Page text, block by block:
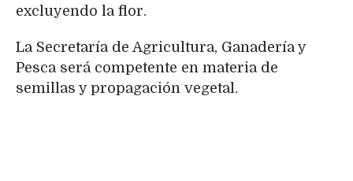
excluyendo la flor.
La Secretaría de Agricultura, Ganadería y
Pesca será competente en materia de
semillas y propagación vegetal.